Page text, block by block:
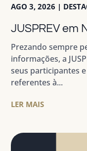
JUSPREV em
AGO 3, 2026 |
Prezando sempre
informações, a
seus participantes
referentes à...
LER MAIS